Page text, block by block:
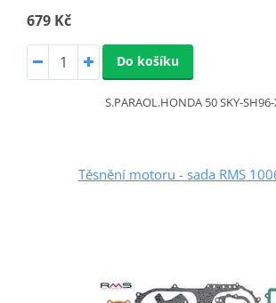
679 Kč
Do košíku
S.PARAOL.HONDA 50 SKY-
Těsnění motoru - sada RMS